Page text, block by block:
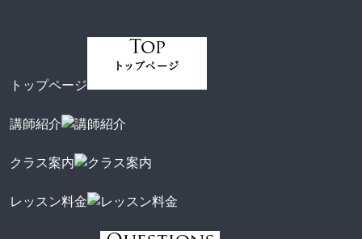
トップページ
講師紹介
クラス案内
レッスン料金